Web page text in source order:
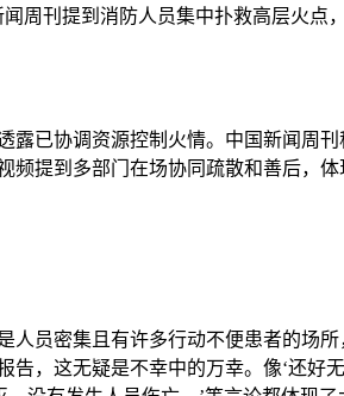
周刊提到消防人员集中扑救高层火点
露已协调资源控制火情。中国新闻周刊
频提到多部门在场协同疏散和善后，体
人员密集且有许多行动不便患者的场所
告，这无疑是不幸中的万幸。像‘还好